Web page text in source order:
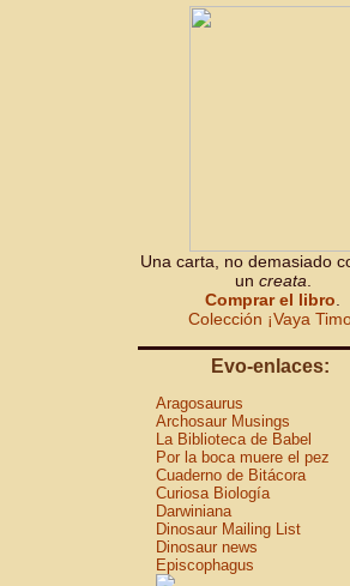
Una carta, no demasiado
un creata
Comprar el libro
Colección ¡Vaya
Evo-enlaces:
Aragosaurus
Archosaur Musings
La Biblioteca de Babel
Por la boca muere el pez
Cuaderno de Bitácora
Curiosa Biología
Darwiniana
Dinosaur Mailing List
Dinosaur news
Episcophagus